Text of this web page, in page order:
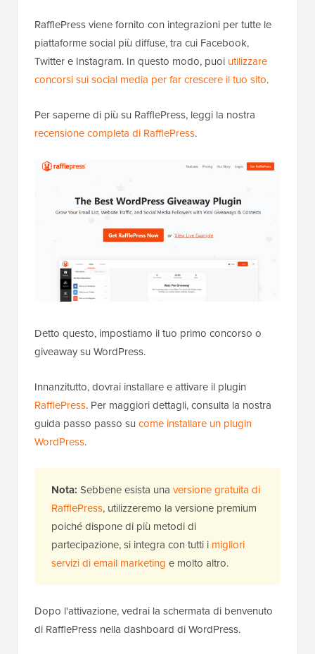
RafflePress viene fornito con integrazioni per tutte le
piattaforme social più diffuse, tra cui Facebook,
Twitter e Instagram. In questo modo, puoi utilizzare
concorsi sui social media per far crescere il tuo sito.
Per saperne di più su RafflePress, leggi la nostra
recensione completa di RafflePress.
Detto questo, impostiamo il tuo primo concorso o
giveaway su WordPress.
Innanzitutto, dovrai installare e attivare il plugin
RafflePress. Per maggiori dettagli, consulta la nostra
guida passo passo su come installare un plugin
WordPress.
Nota: Sebbene esista una versione gratuita di
RafflePress, utilizzeremo la versione premium
poiché dispone di più metodi di
partecipazione, si integra con tutti i migliori
servizi di email marketing e molto altro.
Dopo l'attivazione, vedrai la schermata di benvenuto
di RafflePress nella dashboard di WordPress.